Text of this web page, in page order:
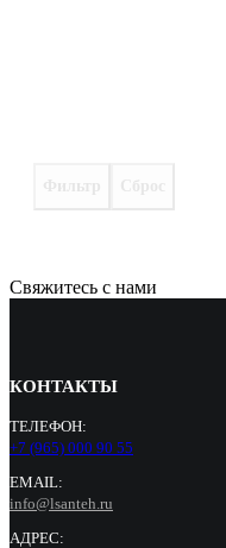
Свяжитесь с нами
КОНТАКТЫ
ТЕЛЕФОН:
+7 (965) 000 90 55
EMAIL:
info@lsanteh.ru
АДРЕС: